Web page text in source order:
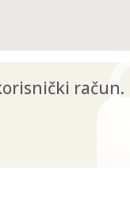
račun.